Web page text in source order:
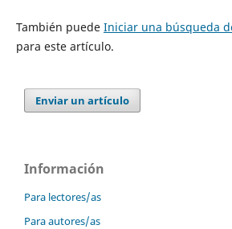
También puede Iniciar una búsqueda
para este artículo.
Enviar un artículo
Información
Para lectores/as
Para autores/as